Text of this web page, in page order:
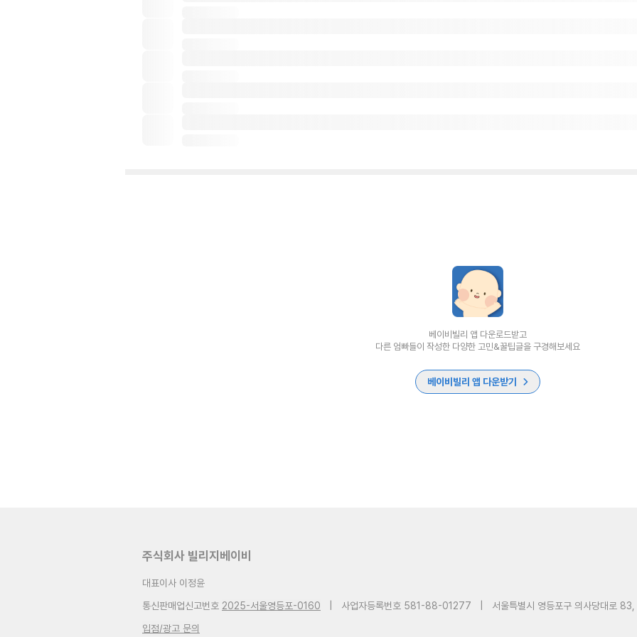
베이비빌리 앱 다운로드받고
다른 엄빠들이 작성한 다양한 고민&꿀팁글을 구경해보세요
베이비빌리 앱 다운받기
주식회사 빌리지베이비
대표이사 이정윤
통신판매업신고번호 2025-서울영등포-0160 사업자등록번호 581-88-01277
서울특별시 영등포구 의사당대로
입점/광고 문의